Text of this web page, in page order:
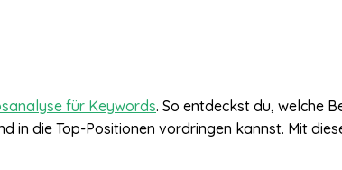
für Keywords. So entdeckst du, welche
in die Top-Positionen vordringen kannst. Mit